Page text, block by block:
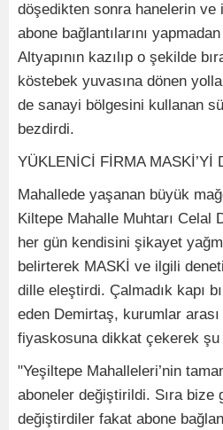
döşedikten sonra hanelerin
abone bağlantılarını
Altyapının kazılıp o şekilde
köstebek yuvasına dönen
de sanayi bölgesini kullanan
bezdirdi.
YÜKLENİCİ FİRMA MASKİ’Yİ
Mahallede yaşanan büyük
Kiltepe Mahalle Muhtarı Celal
her gün kendisini şikayet
belirterek MASKİ ve ilgili
dille eleştirdi. Çalmadık kapı
eden Demirtaş, kurumlar
fiyaskosuna dikkat çekerek şu
"Yeşiltepe Mahalleleri’nin
aboneler değiştirildi. Sıra bize
değiştirdiler fakat abone